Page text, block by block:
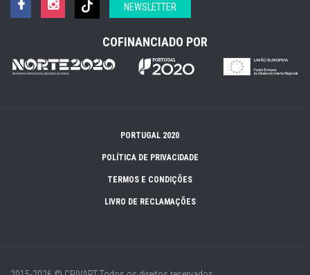
NEWSLETTER
COFINANCIADO POR
PORTUGAL 2020
POLÍTICA DE PRIVACIDADE
TERMOS E CONDIÇÕES
LIVRO DE RECLAMAÇÕES